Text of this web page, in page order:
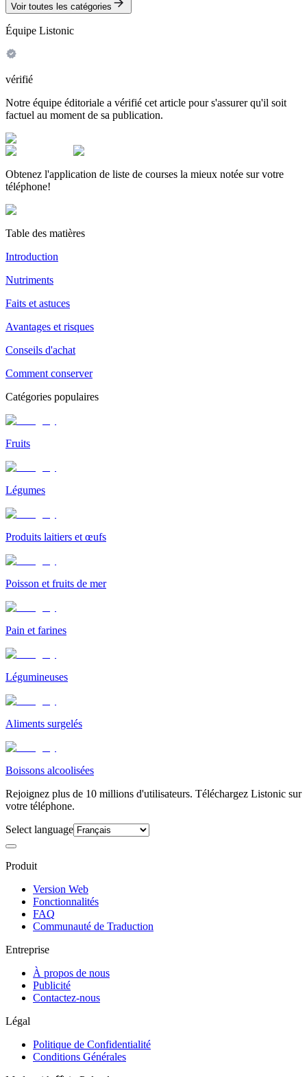
Voir toutes les catégories
Équipe Listonic
vérifié
Notre équipe éditoriale a vérifié cet article pour s'assurer qu'il soit
factuel au moment de sa publication.
Obtenez l'application de liste de courses la mieux notée sur votre
téléphone!
Table des matières
Introduction
Nutriments
Faits et astuces
Avantages et risques
Conseils d'achat
Comment conserver
Catégories populaires
Fruits
Légumes
Produits laitiers et œufs
Poisson et fruits de mer
Pain et farines
Légumineuses
Aliments surgelés
Boissons alcoolisées
Rejoignez plus de 10 millions d'utilisateurs. Téléchargez Listonic sur
votre téléphone.
Select language
Produit
Version Web
Fonctionnalités
FAQ
Communauté de Traduction
Entreprise
À propos de nous
Publicité
Contactez-nous
Légal
Politique de Confidentialité
Conditions Générales